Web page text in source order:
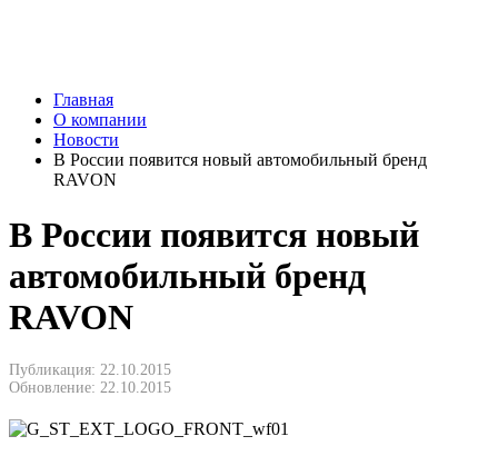
Главная
О компании
Новости
В России появится новый автомобильный бренд
RAVON
В России появится новый
автомобильный бренд
RAVON
Публикация: 22.10.2015
Обновление: 22.10.2015